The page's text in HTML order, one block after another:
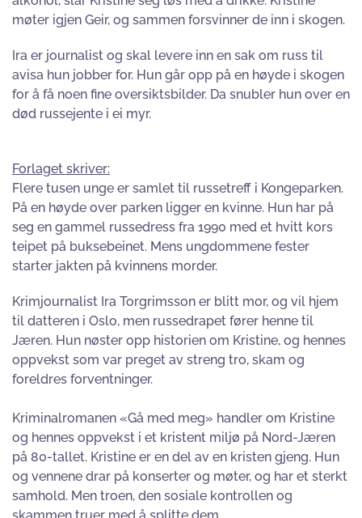
møter igjen Geir, og sammen forsvinner de inn i skogen.
Ira er journalist og skal levere inn en sak om russ til
avisa hun jobber for. Hun går opp på en høyde i skogen
for å få noen fine oversiktsbilder. Da snubler hun over en
død russejente i ei myr.
Forlaget skriver:
Flere tusen unge er samlet til russetreff i Kongeparken.
På en høyde over parken ligger en kvinne. Hun har på
seg en gammel russedress fra 1990 med et hvitt kors
teipet på buksebeinet. Mens ungdommene fester
starter jakten på kvinnens morder.
Krimjournalist Ira Torgrimsson er blitt mor, og vil hjem
til datteren i Oslo, men russedrapet fører henne til
Jæren. Hun nøster opp historien om Kristine, og hennes
oppvekst som var preget av streng tro, skam og
foreldres forventninger.
Kriminalromanen «Gå med meg» handler om Kristine
og hennes oppvekst i et kristent miljø på Nord-Jæren
på 80-tallet. Kristine er en del av en kristen gjeng. Hun
og vennene drar på konserter og møter, og har et sterkt
samhold. Men troen, den sosiale kontrollen og